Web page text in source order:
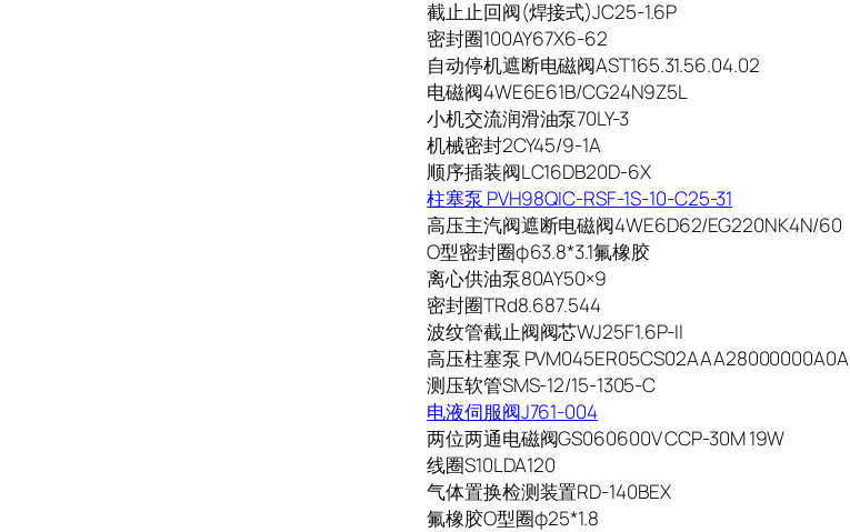
截止止回阀(焊接式)JC25-1.6P
密封圈100AY67X6-62
自动停机遮断电磁阀AST165.31.56.04.02
电磁阀4WE6E61B/CG24N9Z5L
小机交流润滑油泵70LY-3
机械密封2CY45/9-1A
顺序插装阀LC16DB20D-6X
柱塞泵 PVH98QIC-RSF-1S-10-C25-31
高压主汽阀遮断电磁阀4WE6D62/EG220NK4N/60
O型密封圈φ63.8*3.1氟橡胶
离心供油泵80AY50×9
密封圈TRd8.687.544
波纹管截止阀阀芯WJ25F1.6P-II
高压柱塞泵 PVM045ER05CS02AAA28000000A0A
测压软管SMS-12/15-1305-C
电液伺服阀J761-004
两位两通电磁阀GS060600V CCP-30M 19W
线圈S10LDA120
气体置换检测装置RD-140BEX
氟橡胶O型圈φ25*1.8